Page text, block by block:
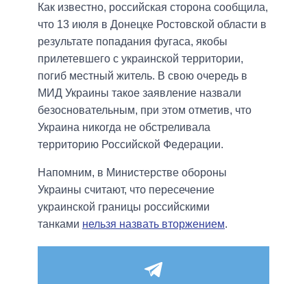
Как известно, российская сторона сообщила,
что 13 июля в Донецке Ростовской области в
результате попадания фугаса, якобы
прилетевшего с украинской территории,
погиб местный житель. В свою очередь в
МИД Украины такое заявление назвали
безосновательным, при этом отметив, что
Украина никогда не обстреливала
территорию Российской Федерации.
Напомним, в Министерстве обороны
Украины считают, что пересечение
украинской границы российскими
танками нельзя назвать вторжением.